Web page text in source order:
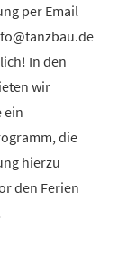
per Email
In den
wir
ein
die
hierzu
den Ferien